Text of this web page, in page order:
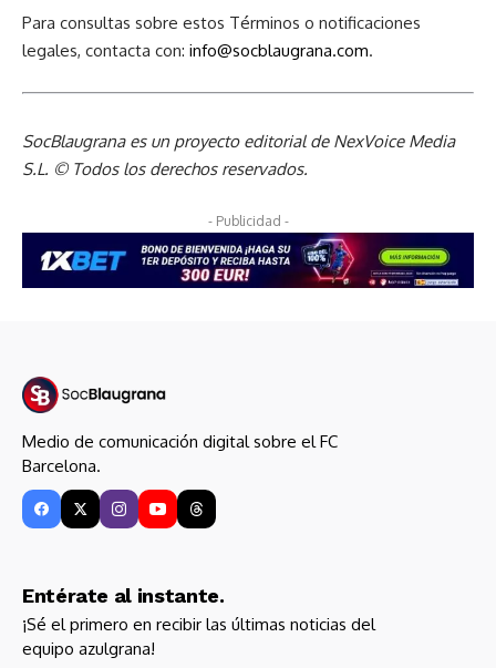
Para consultas sobre estos Términos o notificaciones
legales, contacta con: info@socblaugrana.com.
SocBlaugrana es un proyecto editorial de NexVoice Media
S.L. © Todos los derechos reservados.
- Publicidad -
Medio de comunicación digital sobre el FC
Barcelona.
Entérate al instante.
¡Sé el primero en recibir las últimas noticias del
equipo azulgrana!